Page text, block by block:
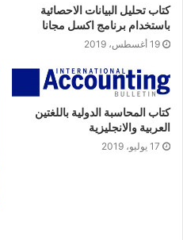
كتاب تحليل البيانات الاحصائية
باستخدام برنامج اكسل مجانا
19 أغسطس، 2019
كتاب المحاسبة الدولية باللغتين
العربية والانجليزية
17 يوليو، 2019